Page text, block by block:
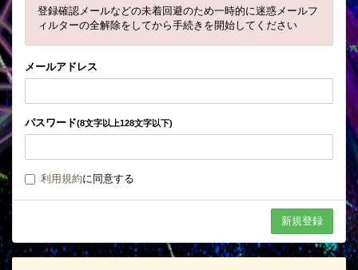
登録確認メールなどの未着回避のため一時的に迷惑メールフ
ィルターの全解除をしてから手続きを開始してください
メールアドレス
パスワード(8文字以上128文字以下)
利用規約に同意する